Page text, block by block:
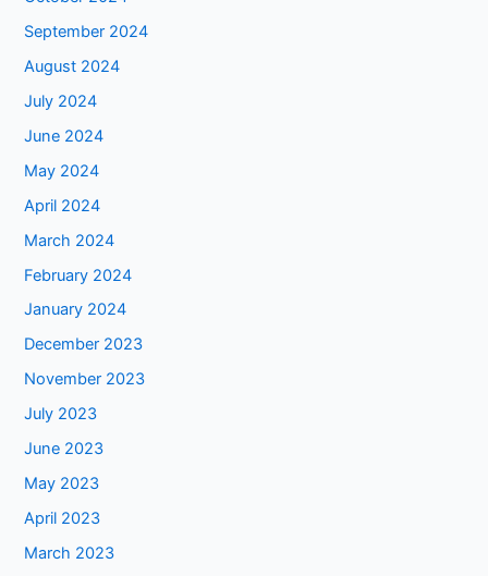
September 2024
August 2024
July 2024
June 2024
May 2024
April 2024
March 2024
February 2024
January 2024
December 2023
November 2023
July 2023
June 2023
May 2023
April 2023
March 2023